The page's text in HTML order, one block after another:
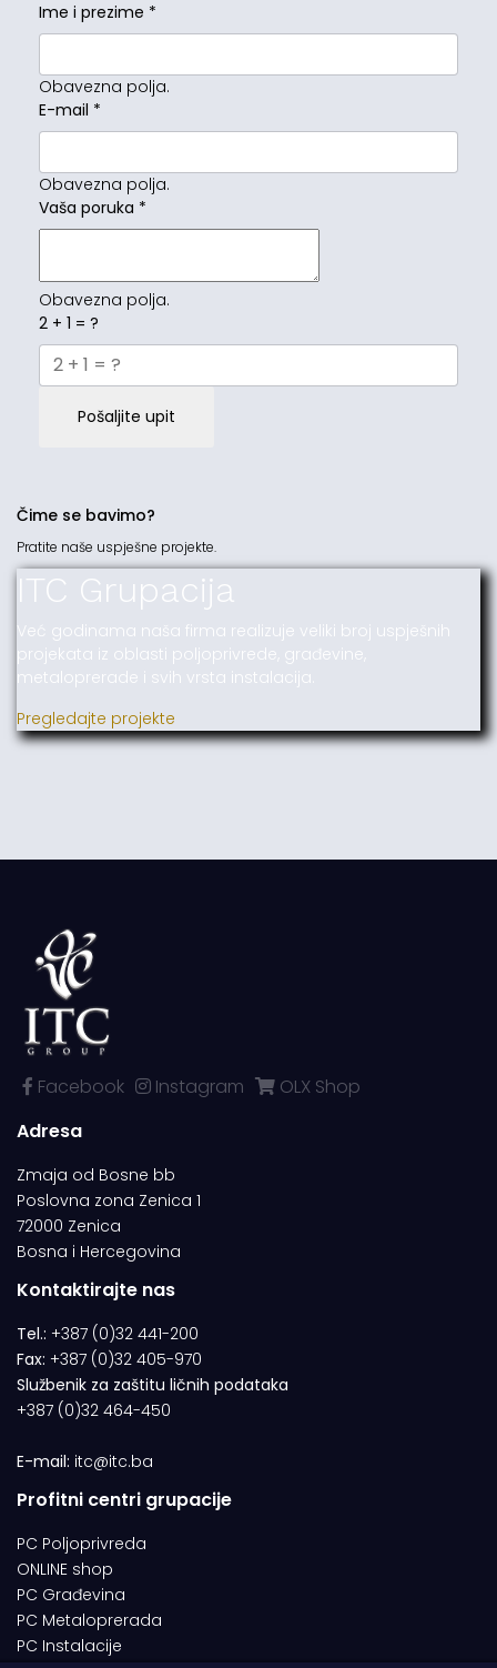
Ime i prezime *
Obavezna polja.
E-mail *
Obavezna polja.
Vaša poruka *
Obavezna polja.
2 + 1 = ?
Pošaljite upit
Čime se bavimo?
Pratite naše uspješne projekte.
ITC Grupacija
Već godinama naša firma realizuje veliki broj uspješnih
projekata iz oblasti poljoprivrede, građevine,
metaloprerade i svih vrsta instalacija.
Pregledajte projekte
Facebook Instagram
OLX Shop
Adresa
Zmaja od Bosne bb
Poslovna zona Zenica 1
72000 Zenica
Bosna i Hercegovina
Kontaktirajte nas
Tel.: +387 (0)32 441-200
Fax: +387 (0)32 405-970
Službenik za zaštitu ličnih podataka
+387 (0)32 464-450
E-mail: itc@itc.ba
Profitni centri grupacije
PC Poljoprivreda
ONLINE shop
PC Građevina
PC Metaloprerada
PC Instalacije